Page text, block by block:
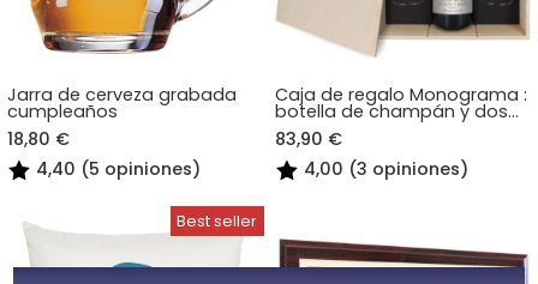
Jarra de cerveza grabada
cumpleaños
18,80 €
4,40 (5 opiniones)
Caja de regalo Monograma :
botella de champán y dos
copas
83,90 €
4,00 (3 opiniones)